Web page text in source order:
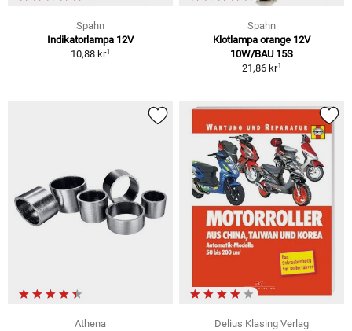
Spahn
Indikatorlampa 12V
10,88 kr1
Spahn
Klotlampa orange 12V
10W/BAU 15S
21,86 kr1
Athena
Delius Klasing Verlag